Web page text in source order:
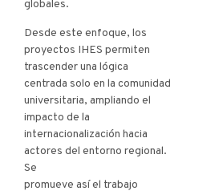
globales.
Desde este enfoque, los
proyectos IHES permiten
trascender una lógica
centrada solo en la comunidad
universitaria, ampliando el
impacto de la
internacionalización hacia
actores del entorno regional.
Se
promueve así el trabajo